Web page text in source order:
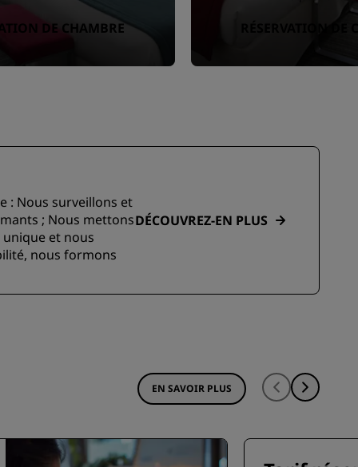
DE CHAMBRE
: Nous surveillons et
; Nous mettons
unique et nous
nous formons
DÉCOUVREZ-EN PLUS
EN SAVOIR PLUS